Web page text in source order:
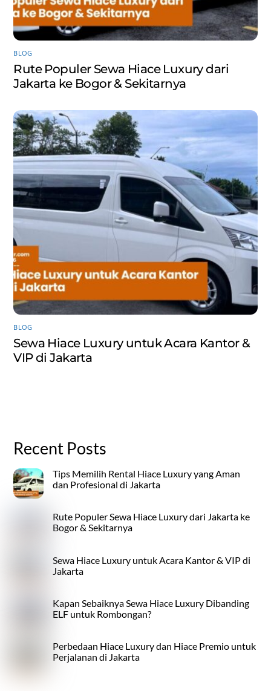
BLOG
Rute Populer Sewa Hiace Luxury dari
Jakarta ke Bogor & Sekitarnya
BLOG
Sewa Hiace Luxury untuk Acara Kantor &
VIP di Jakarta
Recent Posts
Tips Memilih Rental Hiace Luxury yang Aman
dan Profesional di Jakarta
Rute Populer Sewa Hiace Luxury dari Jakarta ke
Bogor & Sekitarnya
Sewa Hiace Luxury untuk Acara Kantor & VIP di
Jakarta
Kapan Sebaiknya Sewa Hiace Luxury Dibanding
ELF untuk Rombongan?
Perbedaan Hiace Luxury dan Hiace Premio untuk
Perjalanan di Jakarta